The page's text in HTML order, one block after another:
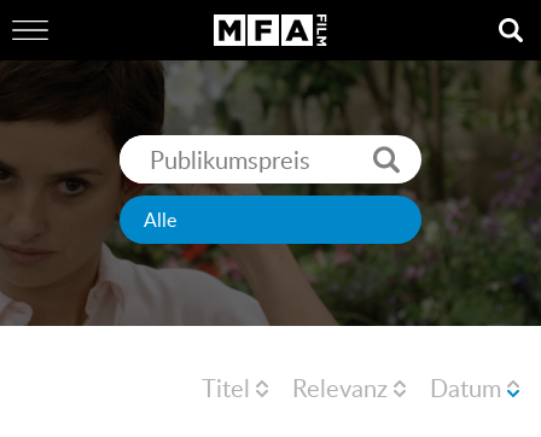
Titel Relevanz Datum